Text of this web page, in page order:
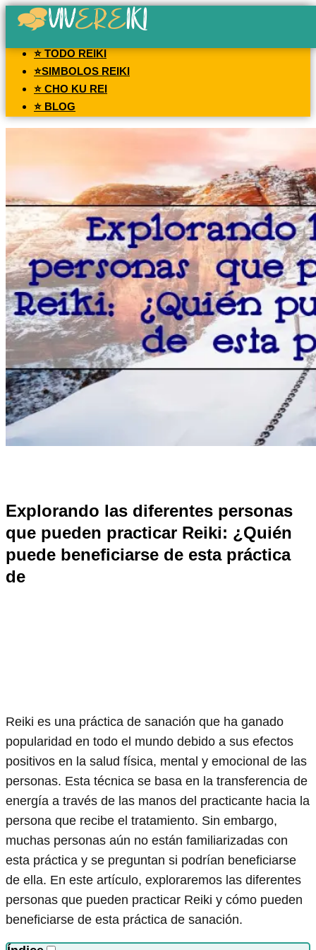
⭐ TODO REIKI
⭐SIMBOLOS REIKI
⭐ CHO KU REI
⭐ BLOG
Explorando las diferentes personas
que pueden practicar Reiki: ¿Quién
puede beneficiarse de esta práctica
de
Reiki es una práctica de sanación que ha ganado
popularidad en todo el mundo debido a sus efectos
positivos en la salud física, mental y emocional de las
personas. Esta técnica se basa en la transferencia de
energía a través de las manos del practicante hacia la
persona que recibe el tratamiento. Sin embargo,
muchas personas aún no están familiarizadas con
esta práctica y se preguntan si podrían beneficiarse
de ella. En este artículo, exploraremos las diferentes
personas que pueden practicar Reiki y cómo pueden
beneficiarse de esta práctica de sanación.